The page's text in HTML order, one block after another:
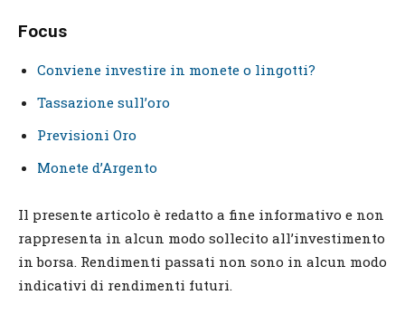
Focus
Conviene investire in monete o lingotti?
Tassazione sull’oro
Previsioni Oro
Monete d’Argento
Il presente articolo è redatto a fine informativo e non
rappresenta in alcun modo sollecito all’investimento
in borsa. Rendimenti passati non sono in alcun modo
indicativi di rendimenti futuri.